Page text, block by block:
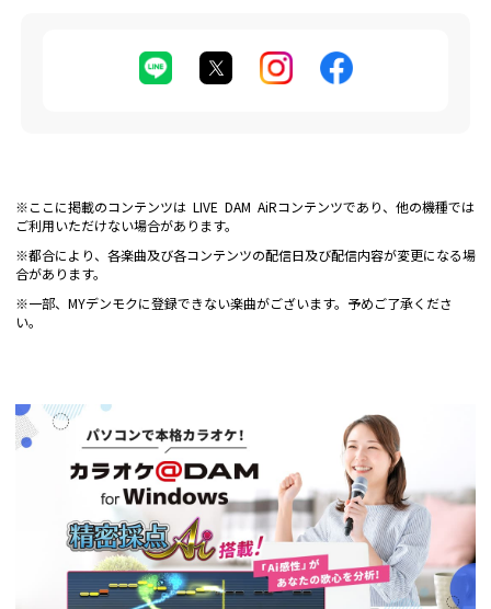
※ここに掲載のコンテンツは LIVE DAM AiRコンテンツであり、他の機種では
ご利用いただけない場合があります。
※都合により、各楽曲及び各コンテンツの配信日及び配信内容が変更になる場
合があります。
※一部、MYデンモクに登録できない楽曲がございます。予めご了承くださ
い。